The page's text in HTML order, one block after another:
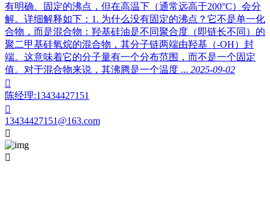
有明确、固定的沸点，但在高温下（通常远高于200°C）会分
解。详细解释如下：1. 为什么没有固定的沸点？它不是单一化
合物，而是混合物：羟基硅油是不同聚合度（即链长不同）的
聚二甲基硅氧烷的混合物，其分子链两端由羟基（-OH）封
端。这意味着它的分子量有一个分布范围，而不是一个固定
值。对于混合物来说，其沸腾是一个温度 ... 2025-09-02

陈经理:13434427151

13434427151@163.com

